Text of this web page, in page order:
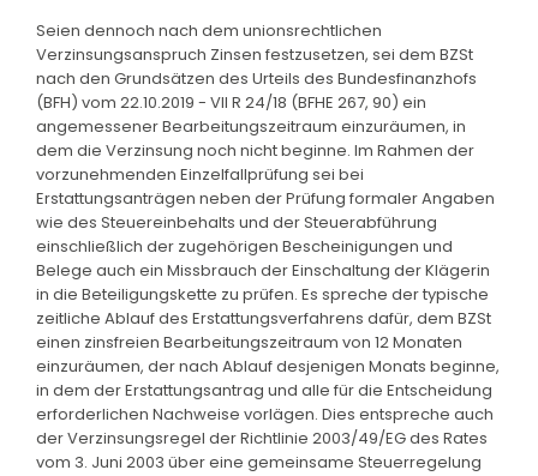
Seien dennoch nach dem unionsrechtlichen
Verzinsungsanspruch Zinsen festzusetzen, sei dem BZSt
nach den Grundsätzen des Urteils des Bundesfinanzhofs
(BFH) vom 22.10.2019 - VII R 24/18 (BFHE 267, 90) ein
angemessener Bearbeitungszeitraum einzuräumen, in
dem die Verzinsung noch nicht beginne. Im Rahmen der
vorzunehmenden Einzelfallprüfung sei bei
Erstattungsanträgen neben der Prüfung formaler Angaben
wie des Steuereinbehalts und der Steuerabführung
einschließlich der zugehörigen Bescheinigungen und
Belege auch ein Missbrauch der Einschaltung der Klägerin
in die Beteiligungskette zu prüfen. Es spreche der typische
zeitliche Ablauf des Erstattungsverfahrens dafür, dem BZSt
einen zinsfreien Bearbeitungszeitraum von 12 Monaten
einzuräumen, der nach Ablauf desjenigen Monats beginne,
in dem der Erstattungsantrag und alle für die Entscheidung
erforderlichen Nachweise vorlägen. Dies entspreche auch
der Verzinsungsregel der Richtlinie 2003/49/EG des Rates
vom 3. Juni 2003 über eine gemeinsame Steuerregelung